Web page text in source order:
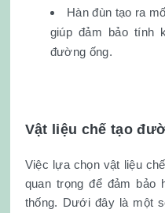
Hàn đùn tạo ra
giúp đảm bảo tính
đường ống.
Vật liệu chế tạo
Việc lựa chọn vật liệu
quan trọng để đảm bảo
thống. Dưới đây là một